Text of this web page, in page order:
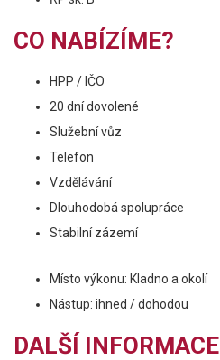
CO NABÍZÍME?
HPP / IČO
20 dní dovolené
Služební vůz
Telefon
Vzdělávání
Dlouhodobá spolupráce
Stabilní zázemí
Místo výkonu: Kladno a okolí
Nástup: ihned / dohodou
DALŠÍ INFORMACE